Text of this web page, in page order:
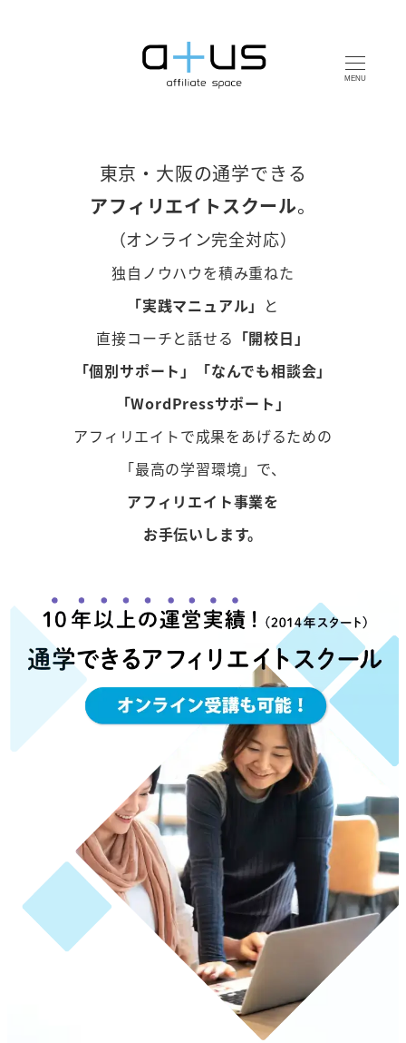
MENU
東京・大阪の通学できる
アフィリエイトスクール。
（オンライン完全対応）
独自ノウハウを積み重ねた
「実践マニュアル」 と
直接コーチと話せる 「開校日」
「個別サポート」「なんでも相談会」
「WordPressサポート」
アフィリエイトで成果をあげるための
「最高の学習環境」で、
アフィリエイト事業を
お手伝いします。